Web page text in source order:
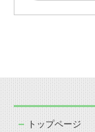
トップページ